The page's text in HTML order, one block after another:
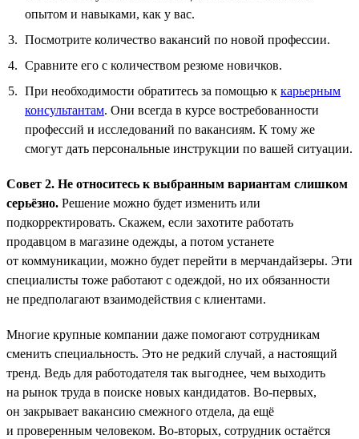
опытом и навыками, как у вас.
Посмотрите количество вакансий по новой профессии.
Сравните его с количеством резюме новичков.
При необходимости обратитесь за помощью к карьерным
консультантам. Они всегда в курсе востребованности
профессий и исследований по вакансиям. К тому же
смогут дать персональные инструкции по вашей ситуации.
Совет 2. Не относитесь к выбранным вариантам слишком
серьёзно. Решение можно будет изменить или
подкорректировать. Скажем, если захотите работать
продавцом в магазине одежды, а потом устанете
от коммуникации, можно будет перейти в мерчандайзеры. Эти
специалисты тоже работают с одеждой, но их обязанности
не предполагают взаимодействия с клиентами.
Многие крупные компании даже помогают сотрудникам
сменить специальность. Это не редкий случай, а настоящий
тренд. Ведь для работодателя так выгоднее, чем выходить
на рынок труда в поиске новых кандидатов. Во-первых,
он закрывает вакансию смежного отдела, да ещё
и проверенным человеком. Во-вторых, сотрудник остаётся